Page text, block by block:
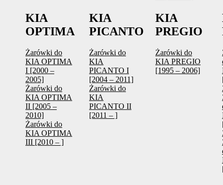
KIA
OPTIMA
Żarówki do
KIA OPTIMA
I [2000 –
2005]
Żarówki do
KIA OPTIMA
II [2005 –
2010]
Żarówki do
KIA OPTIMA
III [2010 – ]
KIA
PICANTO
Żarówki do
KIA
PICANTO I
[2004 – 2011]
Żarówki do
KIA
PICANTO II
[2011 – ]
KIA
PREGIO
Żarówki do
KIA PREGIO
[1995 – 2006]